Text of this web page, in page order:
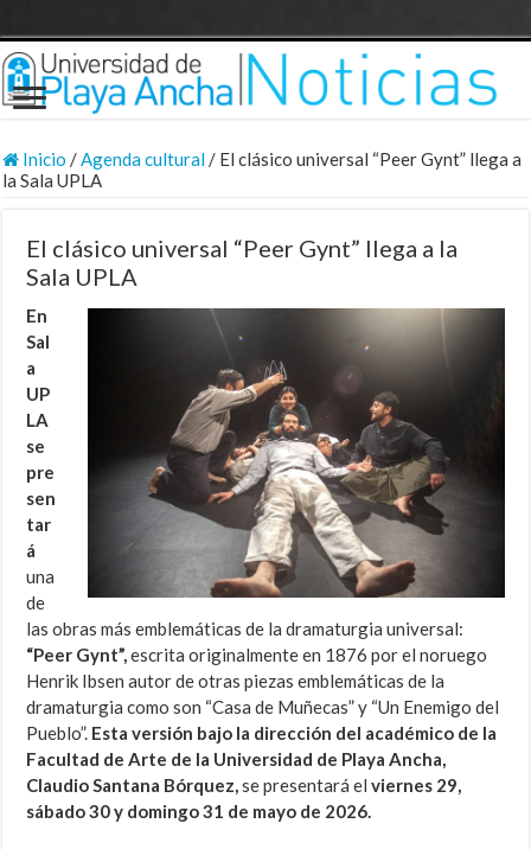
Inicio /Agenda cultural/ El clásico universal “Peer Gynt” llega a
la Sala UPLA
El clásico universal “Peer Gynt” llega a la
Sala UPLA
En
Sal
a
UP
LA
se
pre
sen
tar
á
una
de
las obras más emblemáticas de la dramaturgia universal:
“Peer Gynt”,escrita originalmente en 1876 por el noruego
Henrik Ibsen autor de otras piezas emblemáticas de la
dramaturgia como son “Casa de Muñecas” y “Un Enemigo del
Pueblo”. Esta versión bajo la dirección del académico de la
Facultad de Arte de la Universidad de Playa Ancha,
Claudio Santana Bórquez,se presentará elviernes 29,
sábado 30 y domingo 31 de mayo de 2026.